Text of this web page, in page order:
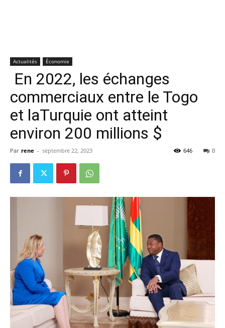
Actualités Économie
En 2022, les échanges
commerciaux entre le Togo
et laTurquie ont atteint
environ 200 millions $
Par rene - septembre 22, 2023 0
646